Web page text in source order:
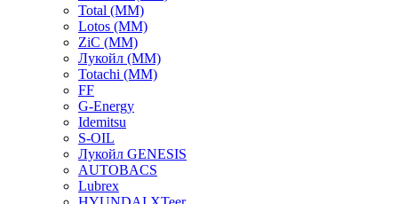
Total (ММ)
Lotos (ММ)
ZiC (ММ)
Лукойл (ММ)
Totachi (MM)
FF
G-Energy
Idemitsu
S-OIL
Лукойл GENESIS
AUTOBACS
Lubrex